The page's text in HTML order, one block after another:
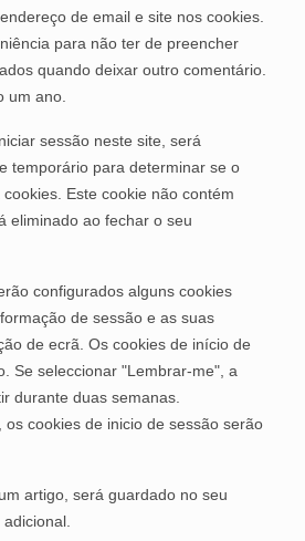
de email e site nos cookies.
para não ter de preencher
quando deixar outro comentário.
um ano.
sessão neste site, será
temporário para determinar se o
Este cookie não contém
eliminado ao fechar o seu
configurados alguns cookies
de sessão e as suas
de ecrã. Os cookies de início de
Se seleccionar "Lembrar-me", a
durante duas semanas.
cookies de inicio de sessão serão
artigo, será guardado no seu